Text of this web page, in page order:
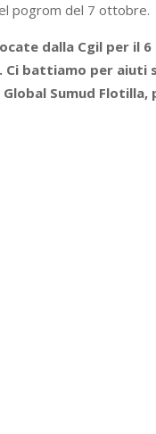
pogrom del 7 ottobre.
dalla Cgil per il
battiamo per aiuti
Sumud